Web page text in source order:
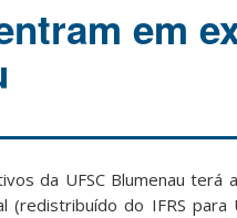
em
da UFSC Blumenau terá
(redistribuído do IFRS